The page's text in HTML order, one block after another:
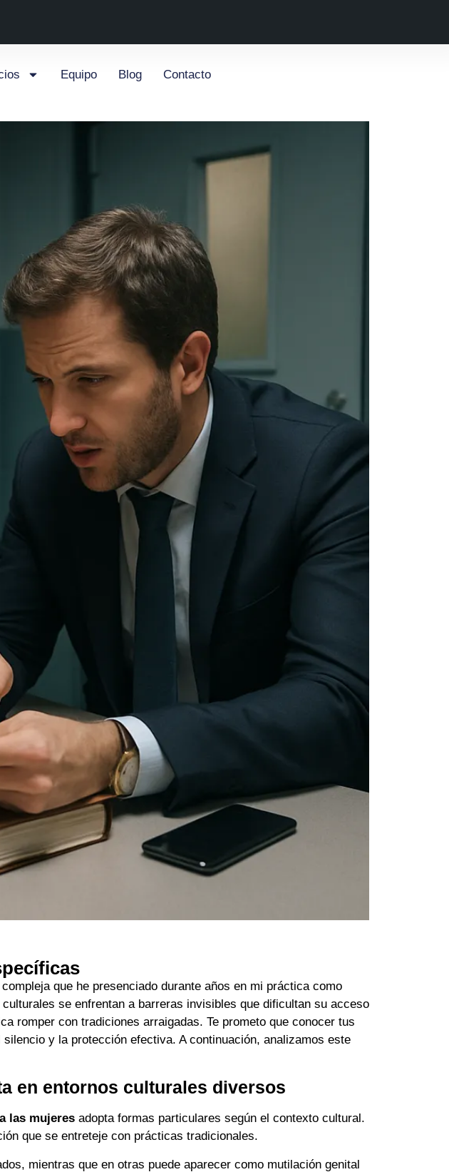
Equipo Blog Contacto
que he presenciado durante años en mi práctica como
se enfrentan a barreras invisibles que dificultan su acceso
romper con tradiciones arraigadas. Te prometo que conocer tus
y la protección efectiva. A continuación, analizamos este
en entornos culturales diversos
las mujeres adopta formas particulares según el contexto cultural.
que se entreteje con prácticas tradicionales.
mientras que en otras puede aparecer como mutilación genital